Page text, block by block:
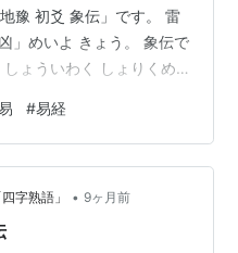
豫 初爻 象伝」です。 雷
」めいよ きょう。 象伝で
ょういわく しょりくめ
に移行していきますか
イメージです、ですか
イメージですから、「陽
足、要努力」のイメー
だ。 いや、単に力不足な
#易経
字熟語」 • 9ヶ月前